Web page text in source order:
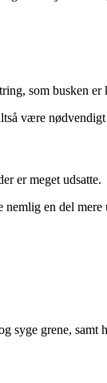
som busken er
være
er meget udsatte.
en del
syge grene, samt